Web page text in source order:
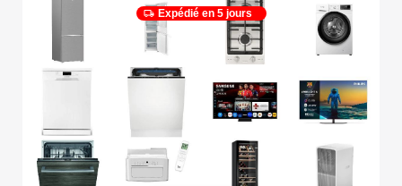
Expédié en 5 jours